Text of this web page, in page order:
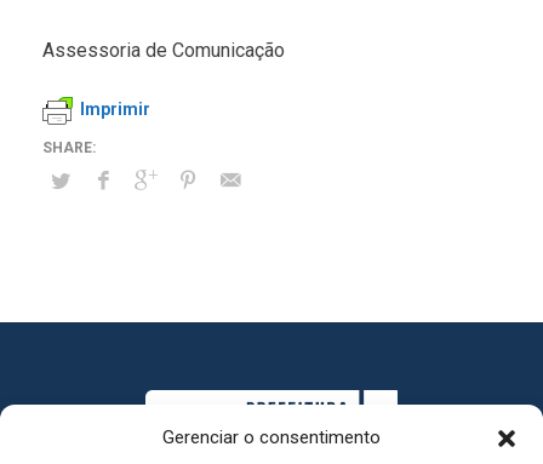
Gerenciar o consentimento
Assessoria de Comunicação
Imprimir